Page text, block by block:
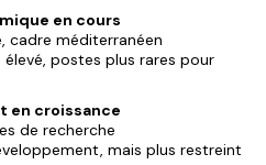
en cours
cadre méditerranéen
postes plus rares pour
en croissance
de recherche
mais plus restreint